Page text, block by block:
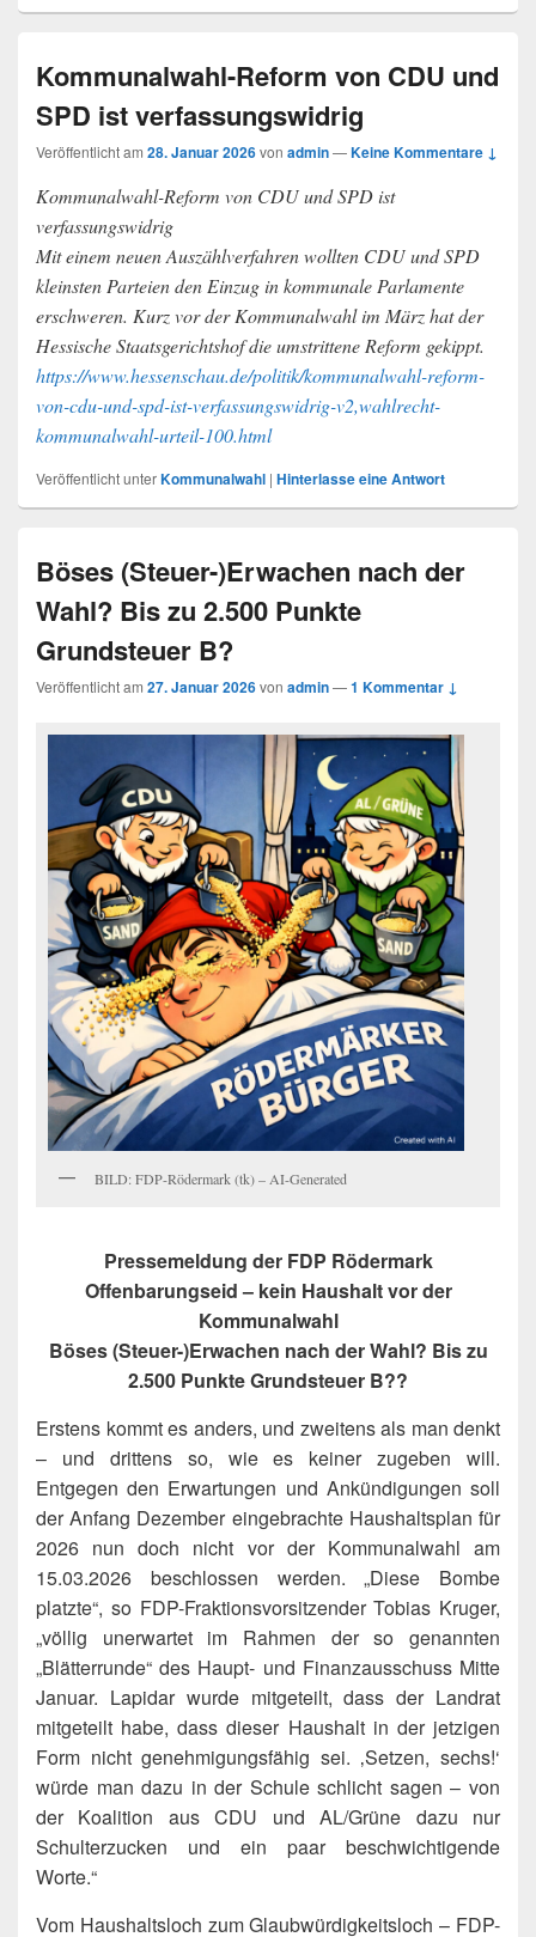
Kommunalwahl-Reform von CDU und
SPD ist verfassungswidrig
Veröffentlicht am 28. Januar 2026von admin—Keine Kommentare ↓
Kommunalwahl-Reform von CDU und SPD ist
verfassungswidrig
Mit einem neuen Auszählverfahren wollten CDU und SPD
kleinsten Parteien den Einzug in kommunale Parlamente
erschweren. Kurz vor der Kommunalwahl im März hat der
Hessische Staatsgerichtshof die umstrittene Reform gekippt.
https://www.hessenschau.de/politik/kommunalwahl-reform-
von-cdu-und-spd-ist-verfassungswidrig-v2,wahlrecht-
kommunalwahl-urteil-100.html
Veröffentlicht unterKommunalwahl | Hinterlasse eine Antwort
Böses (Steuer-)Erwachen nach der
Wahl? Bis zu 2.500 Punkte
Grundsteuer B?
Veröffentlicht am 27. Januar 2026von admin—1 Kommentar ↓
BILD: FDP-Rödermark (tk) – AI-Generated
Pressemeldung der FDP Rödermark
Offenbarungseid – kein Haushalt vor der
Kommunalwahl
Böses (Steuer-)Erwachen nach der Wahl? Bis zu
2.500 Punkte Grundsteuer B??
Erstens kommt es anders, und zweitens als man denkt
– und drittens so, wie es keiner zugeben will.
Entgegen den Erwartungen und Ankündigungen soll
der Anfang Dezember eingebrachte Haushaltsplan für
2026 nun doch nicht vor der Kommunalwahl am
15.03.2026 beschlossen werden. „Diese Bombe
platzte“, so FDP-Fraktionsvorsitzender Tobias Kruger,
„völlig unerwartet im Rahmen der so genannten
„Blätterrunde“ des Haupt- und Finanzausschuss Mitte
Januar. Lapidar wurde mitgeteilt, dass der Landrat
mitgeteilt habe, dass dieser Haushalt in der jetzigen
Form nicht genehmigungsfähig sei. ‚Setzen, sechs!‘
würde man dazu in der Schule schlicht sagen – von
der Koalition aus CDU und AL/Grüne dazu nur
Schulterzucken und ein paar beschwichtigende
Worte.“
Vom Haushaltsloch zum Glaubwürdigkeitsloch – FDP-